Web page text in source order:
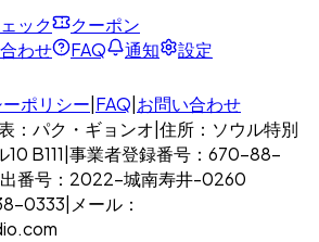
ック
クーポン
わせ FAQ 通知 設定
ポリシー FAQ お問い合わせ
：パク・ギョンオ 住所：ソウル特別
B111 事業者登録番号：670-88-
番号：2022-城南寿井-0260
0333 メール：